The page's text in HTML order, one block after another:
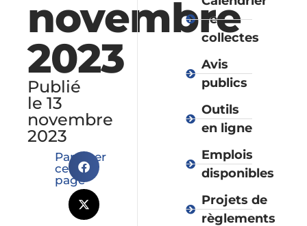
novembre
2023
Publié
le 13
novembre
2023
Partager
cette
page
des
collectes
Avis
publics
Outils
en ligne
Emplois
disponibles
Projets de
règlements